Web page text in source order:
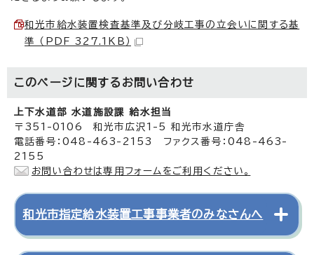
和光市給水装置検査基準及び分岐工事の立会いに関する基
準 （PDF 327.1KB）
このページに関する お問い合わせ
上下水道部 水道施設課 給水担当
〒351-0106 和光市広沢1-5 和光市水道庁舎
電話番号：048-463-2153 ファクス番号：048-463-
2155
お問い合わせは専用フォームをご利用ください。
和光市指定給水装置工事事業者のみなさんへ